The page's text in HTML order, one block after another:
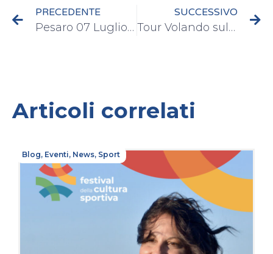
PRECEDENTE
Pesaro 07 Luglio 2015
SUCCESSIVO
Tour Volando sulle onde della Vita – Marina di Ravenna 10/07/2015
Articoli correlati
Blog, Eventi, News, Sport